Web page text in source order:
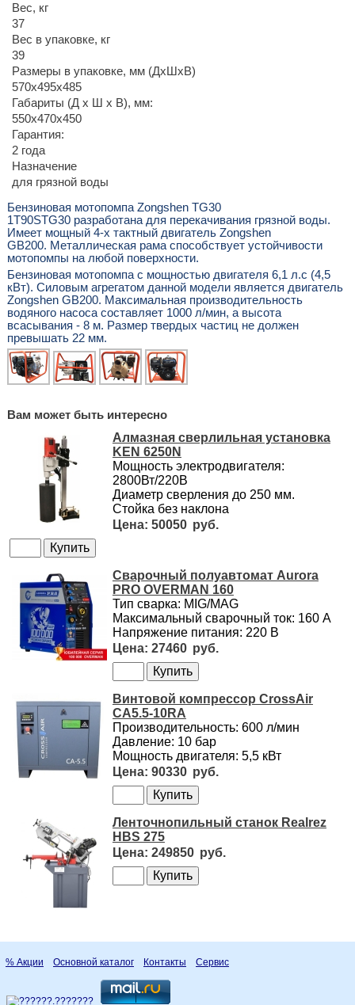
Вес, кг
37
Вес в упаковке, кг
39
Размеры в упаковке, мм (ДхШхВ)
570x495x485
Габариты (Д x Ш x В), мм:
550х470х450
Гарантия:
2 года
Назначение
для грязной воды
Бензиновая мотопомпа Zongshen TG30
1T90STG30 разработана для перекачивания грязной воды.
Имеет мощный 4-х тактный двигатель Zongshen
GB200. Металлическая рама способствует устойчивости
мотопомпы на любой поверхности.
Бензиновая мотопомпа с мощностью двигателя 6,1 л.с (4,5
кВт). Силовым агрегатом данной модели является двигатель
Zongshen GB200. Максимальная производительность
водяного насоса составляет 1000 л/мин, а высота
всасывания - 8 м. Размер твердых частиц не должен
превышать 22 мм.
Вам может быть интересно
Алмазная сверлильная установка
KEN 6250N
Мощность электродвигателя:
2800Вт/220В
Диаметр сверления до 250 мм.
Стойка без наклона
50050
Сварочный полуавтомат Aurora
PRO OVERMAN 160
Тип сварка: MIG/MAG
Максимальный сварочный ток: 160 А
Напряжение питания: 220 В
27460
Винтовой компрессор CrossAir
CA5.5-10RA
Производительность: 600 л/мин
Давление: 10 бар
Мощность двигателя: 5,5 кВт
90330
Ленточнопильный станок Realrez
HBS 275
249850
% Акции Основной каталог Контакты Сервис